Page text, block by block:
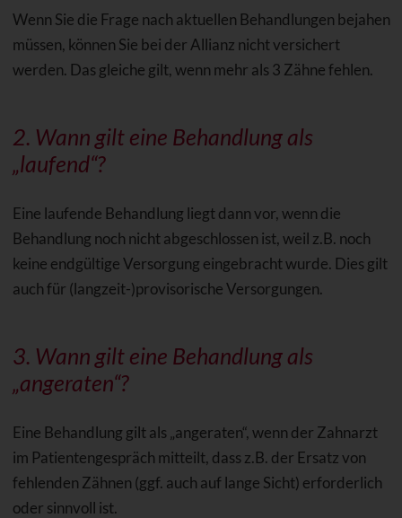
Wenn Sie die Frage nach aktuellen Behandlungen bejahen
müssen, können Sie bei der Allianz nicht versichert
werden. Das gleiche gilt, wenn mehr als 3 Zähne fehlen.
2. Wann gilt eine Behandlung als
„laufend“?
Eine laufende Behandlung liegt dann vor, wenn die
Behandlung noch nicht abgeschlossen ist, weil z.B. noch
keine endgültige Versorgung eingebracht wurde. Dies gilt
auch für (langzeit-)provisorische Versorgungen.
3. Wann gilt eine Behandlung als
„angeraten“?
Eine Behandlung gilt als „angeraten“, wenn der Zahnarzt
im Patientengespräch mitteilt, dass z.B. der Ersatz von
fehlenden Zähnen (ggf. auch auf lange Sicht) erforderlich
oder sinnvoll ist.